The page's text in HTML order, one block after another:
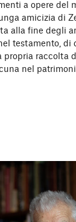
a opere del
amicizia di
alla fine degli
testamento, di
propria raccolta
nel